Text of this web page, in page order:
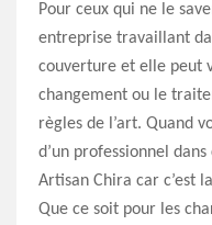
Pour ceux qui ne le
entreprise travaillant
couverture et elle peut
changement ou le
règles de l’art. Quand
d’un professionnel
Artisan Chira car c’est
Que ce soit pour les